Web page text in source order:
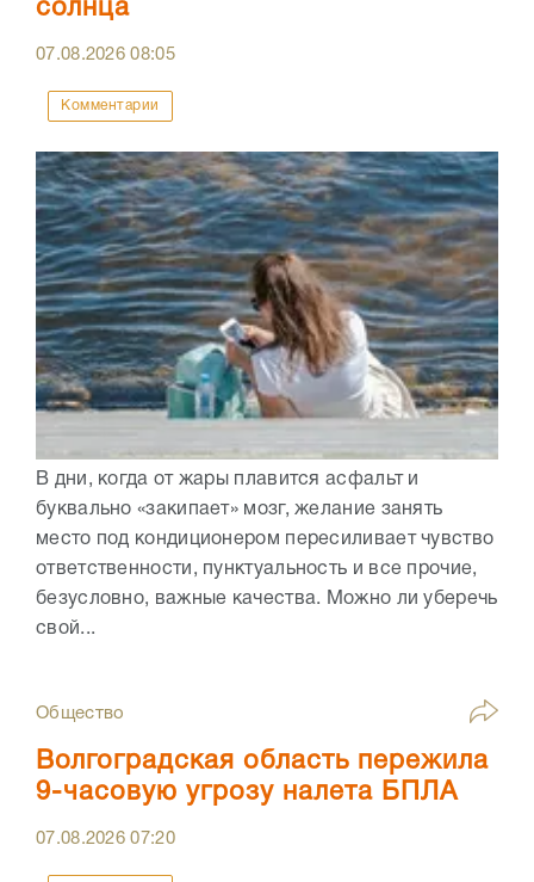
солнца
07.08.202608:05
Комментарии
В дни, когда от жары плавится асфальт и
буквально «закипает» мозг, желание занять
место под кондиционером пересиливает чувство
ответственности, пунктуальность и все прочие,
безусловно, важные качества. Можно ли уберечь
свой...
Общество
Волгоградская область пережила
9-часовую угрозу налета БПЛА
07.08.202607:20